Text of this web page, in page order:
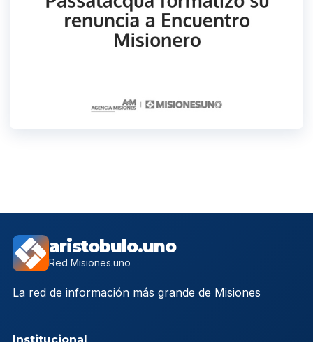
aristobulo.uno
Red Misiones.uno
La red de información más grande de Misiones